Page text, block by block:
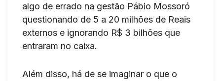
algo de errado na gestão Pábio Mossoró
questionando de 5 a 20 milhões de Reais
externos e ignorando R$ 3 bilhões que
entraram no caixa.
Além disso, há de se imaginar o que o